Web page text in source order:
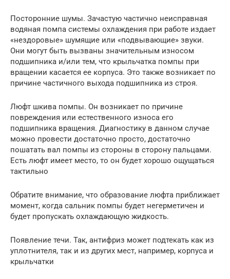
Посторонние шумы. Зачастую частично неисправная
водяная помпа системы охлаждения при работе издает
«нездоровые» шумящие или «подвывающие» звуки.
Они могут быть вызваны значительным износом
подшипника и/или тем, что крыльчатка помпы при
вращении касается ее корпуса. Это также возникает по
причине частичного выхода подшипника из строя.
Люфт шкива помпы. Он возникает по причине
повреждения или естественного износа его
подшипника вращения. Диагностику в данном случае
можно провести достаточно просто, достаточно
пошатать вал помпы из стороны в сторону пальцами.
Есть люфт имеет место, то он будет хорошо ощущаться
тактильно
Обратите внимание, что образование люфта приближает
момент, когда сальник помпы будет негерметичен и
будет пропускать охлаждающую жидкость.
Появление течи. Так, антифриз может подтекать как из
уплотнителя, так и из других мест, например, корпуса и
крыльчатки